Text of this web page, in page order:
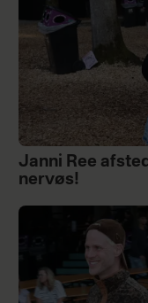
Janni Ree
nervøs!